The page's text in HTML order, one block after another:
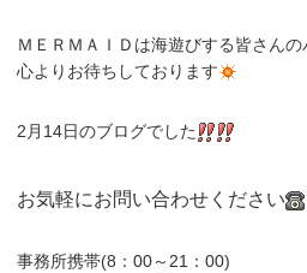
ＭＥＲＭＡＩＤは海遊びする皆さん
心よりお待ちしております
2月14日のブログでした
お気軽にお問い合わせください
事務所携帯(8：00～21：00)